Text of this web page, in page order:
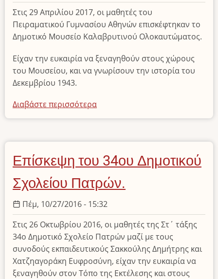
Στις 29 Απριλίου 2017, οι μαθητές του
Πειραματικού Γυμνασίου Αθηνών επισκέφτηκαν το
Δημοτικό Μουσείο Καλαβρυτινού Ολοκαυτώματος.
Είχαν την ευκαιρία να ξεναγηθούν στους χώρους
του Μουσείου, και να γνωρίσουν την ιστορία του
Δεκεμβρίου 1943.
Διαβάστε περισσότερα
το
του
Πειραματικού
Γυμνασίου
Αθηνών
Επίσκεψη του 34ου Δημοτικού
Σχολείου Πατρών.
Πέμ, 10/27/2016 - 15:32
Στις 26 Οκτωβρίου 2016, οι μαθητές της Στ΄ τάξης
34ο Δημοτικό Σχολείο Πατρών μαζί με τους
συνοδούς εκπαιδευτικούς Σακκούλης Δημήτρης και
Χατζηαγοράκη Ευφροσύνη, είχαν την ευκαιρία να
ξεναγηθούν στον Τόπο της Εκτέλεσης και στους